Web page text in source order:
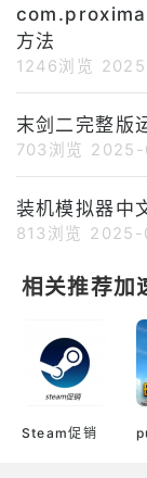
方法
1246浏览
末剑二完整版
703浏览
装机模拟器中
813浏览 2025-
相关推荐加
Steam促销